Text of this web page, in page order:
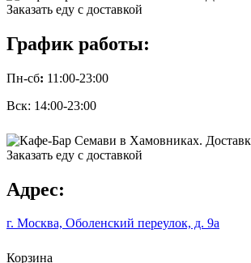
График работы:
Пн-сб: 11:00-23:00
Вск: 14:00-23:00
Адрес:
г. Москва, Оболенский переулок, д. 9а
Корзина